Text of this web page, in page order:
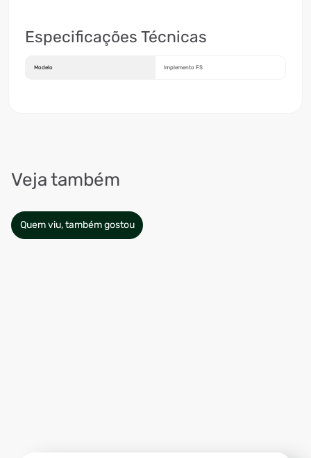
Especificações Técnicas
Modelo Implemento FS
Veja também
Quem viu, também gostou